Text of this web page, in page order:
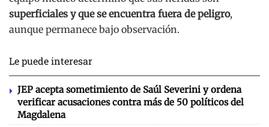
superficiales y que se encuentra fuera de peligro,
aunque permanece bajo observación.
Le puede interesar
JEP acepta sometimiento de Saúl Severini y ordena
verificar acusaciones contra más de 50 políticos del
Magdalena